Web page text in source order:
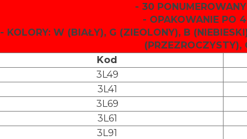
- 30
- OPAKOWANIE PO
- KOLORY: W (BIAŁY), G (ZIEOLONY), B
(PRZEZROCZYSTY),
Kod
3L49
3L41
3L69
3L61
3L91